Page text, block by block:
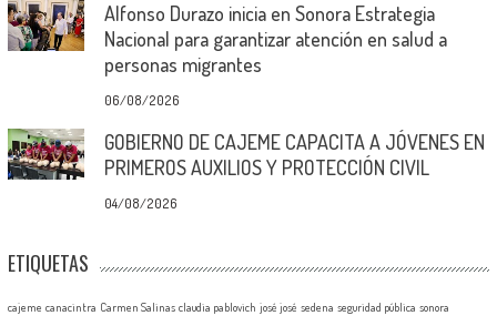
Alfonso Durazo inicia en Sonora Estrategia
Nacional para garantizar atención en salud a
personas migrantes
06/08/2026
GOBIERNO DE CAJEME CAPACITA A JÓVENES EN
PRIMEROS AUXILIOS Y PROTECCIÓN CIVIL
04/08/2026
ETIQUETAS
cajeme canacintra Carmen Salinas claudia pablovich josé josé sedena seguridad pública sonora